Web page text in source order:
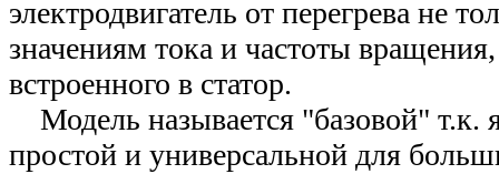
электродвигатель от перегрева не
значениям тока и частоты
встроенного в статор.
Модель называется "базовой" т.к.
простой и универсальной для